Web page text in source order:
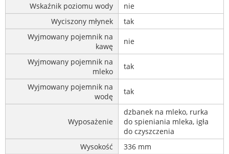
Wskaźnik poziomu wody
nie
Wyciszony młynek
tak
Wyjmowany pojemnik na
kawę
nie
Wyjmowany pojemnik na
mleko
tak
Wyjmowany pojemnik na
wodę
tak
Wyposażenie
dzbanek na mleko, rurka
do spieniania mleka, igła
do czyszczenia
Wysokość
336 mm